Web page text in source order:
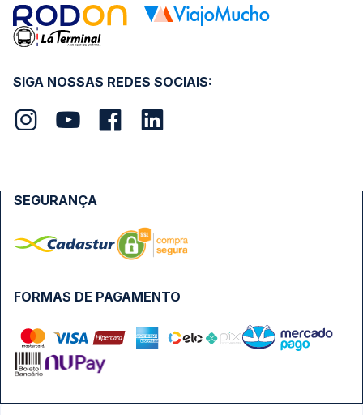
SIGA NOSSAS REDES SOCIAIS:
FORMAS DE PAGAMENTO
SEGURANÇA